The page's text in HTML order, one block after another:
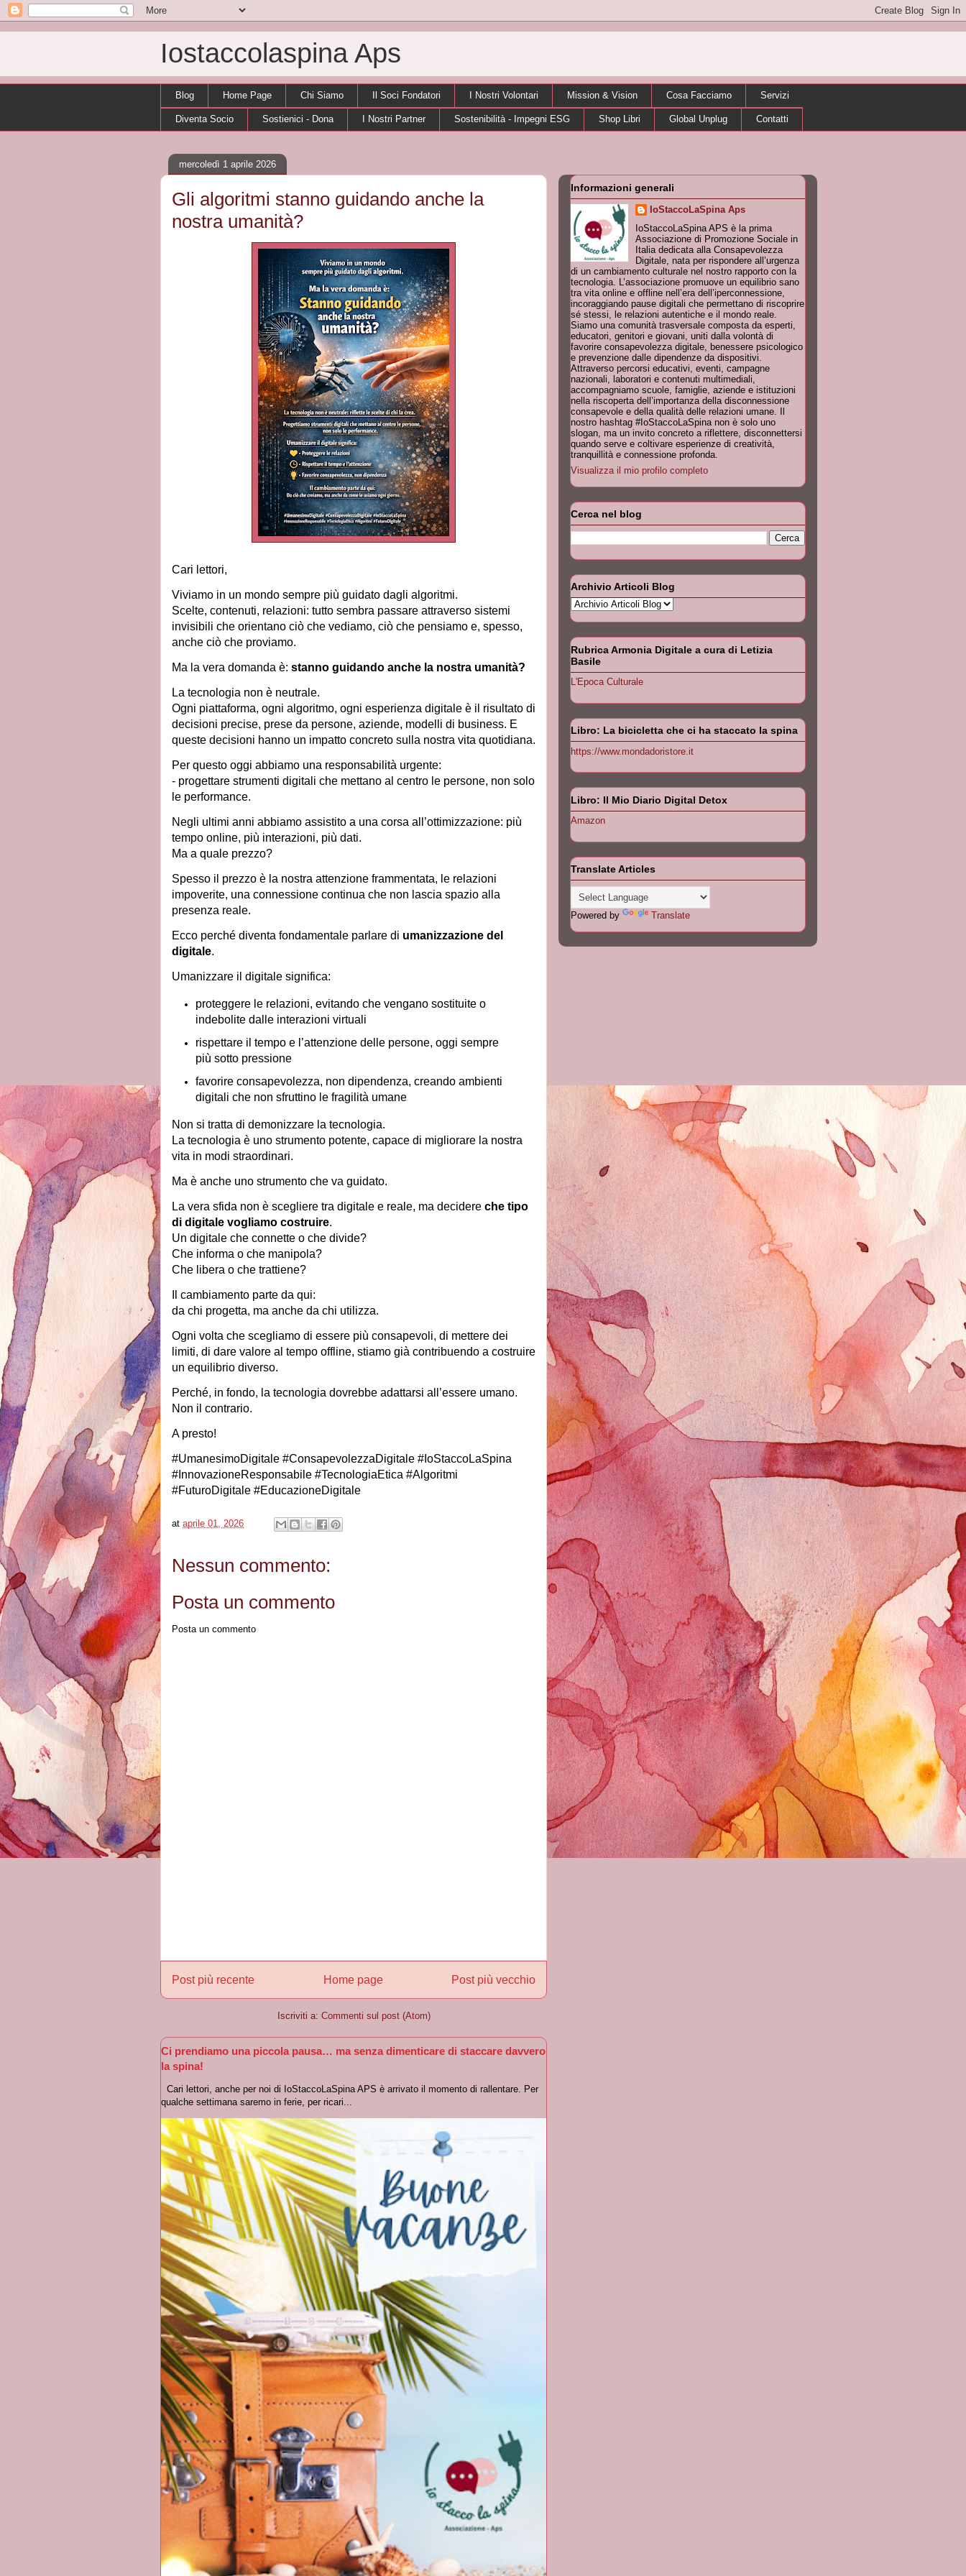
Iostaccolaspina Aps
Blog Home Page Chi Siamo Il Soci Fondatori I Nostri Volontari Mission & Vision Cosa Facciamo Servizi
Diventa Socio Sostienici - Dona I Nostri Partner Sostenibilità - Impegni ESG Shop Libri Global Unplug Contatti
mercoledì 1 aprile 2026
Gli algoritmi stanno guidando anche la
nostra umanità?
Cari lettori,
Viviamo in un mondo sempre più guidato dagli algoritmi.
Scelte, contenuti, relazioni: tutto sembra passare attraverso sistemi
invisibili che orientano ciò che vediamo, ciò che pensiamo e, spesso,
anche ciò che proviamo.
Ma la vera domanda è: stanno guidando anche la nostra umanità?
La tecnologia non è neutrale.
Ogni piattaforma, ogni algoritmo, ogni esperienza digitale è il risultato di
decisioni precise, prese da persone, aziende, modelli di business. E
queste decisioni hanno un impatto concreto sulla nostra vita quotidiana.
Per questo oggi abbiamo una responsabilità urgente:
- progettare strumenti digitali che mettano al centro le persone, non solo
le performance.
Negli ultimi anni abbiamo assistito a una corsa all’ottimizzazione: più
tempo online, più interazioni, più dati.
Ma a quale prezzo?
Spesso il prezzo è la nostra attenzione frammentata, le relazioni
impoverite, una connessione continua che non lascia spazio alla
presenza reale.
Ecco perché diventa fondamentale parlare di umanizzazione del
digitale.
Umanizzare il digitale significa:
proteggere le relazioni, evitando che vengano sostituite o
indebolite dalle interazioni virtuali
rispettare il tempo e l’attenzione delle persone, oggi sempre
più sotto pressione
favorire consapevolezza, non dipendenza, creando ambienti
digitali che non sfruttino le fragilità umane
Non si tratta di demonizzare la tecnologia.
La tecnologia è uno strumento potente, capace di migliorare la nostra
vita in modi straordinari.
Ma è anche uno strumento che va guidato.
La vera sfida non è scegliere tra digitale e reale, ma decidere che tipo
di digitale vogliamo costruire.
Un digitale che connette o che divide?
Che informa o che manipola?
Che libera o che trattiene?
Il cambiamento parte da qui:
da chi progetta, ma anche da chi utilizza.
Ogni volta che scegliamo di essere più consapevoli, di mettere dei
limiti, di dare valore al tempo offline, stiamo già contribuendo a costruire
un equilibrio diverso.
Perché, in fondo, la tecnologia dovrebbe adattarsi all’essere umano.
Non il contrario.
A presto!
#UmanesimoDigitale #ConsapevolezzaDigitale #IoStaccoLaSpina
#InnovazioneResponsabile #TecnologiaEtica #Algoritmi
#FuturoDigitale #EducazioneDigitale
at aprile 01, 2026
Nessun commento:
Posta un commento
Posta un commento
Post più recente Post più vecchio
Home page
Iscriviti a: Commenti sul post (Atom)
Ci prendiamo una piccola pausa… ma senza dimenticare di staccare davvero
la spina!
Cari lettori, anche per noi di IoStaccoLaSpina APS è arrivato il momento di rallentare. Per
qualche settimana saremo in ferie, per ricari...
Informazioni generali
IoStaccoLaSpina Aps
IoStaccoLaSpina APS è la prima
Associazione di Promozione Sociale in
Italia dedicata alla Consapevolezza
Digitale, nata per rispondere all’urgenza
di un cambiamento culturale nel nostro rapporto con la
tecnologia. L’associazione promuove un equilibrio sano
tra vita online e offline nell’era dell’iperconnessione,
incoraggiando pause digitali che permettano di riscoprire
sé stessi, le relazioni autentiche e il mondo reale.
Siamo una comunità trasversale composta da esperti,
educatori, genitori e giovani, uniti dalla volontà di
favorire consapevolezza digitale, benessere psicologico
e prevenzione dalle dipendenze da dispositivi.
Attraverso percorsi educativi, eventi, campagne
nazionali, laboratori e contenuti multimediali,
accompagniamo scuole, famiglie, aziende e istituzioni
nella riscoperta dell’importanza della disconnessione
consapevole e della qualità delle relazioni umane. Il
nostro hashtag #IoStaccoLaSpina non è solo uno
slogan, ma un invito concreto a riflettere, disconnettersi
quando serve e coltivare esperienze di creatività,
tranquillità e connessione profonda.
Visualizza il mio profilo completo
Cerca nel blog
Archivio Articoli Blog
Rubrica Armonia Digitale a cura di Letizia
Basile
L'Epoca Culturale
Libro: La bicicletta che ci ha staccato la spina
https://www.mondadoristore.it
Libro: Il Mio Diario Digital Detox
Amazon
Translate Articles
Powered by Translate